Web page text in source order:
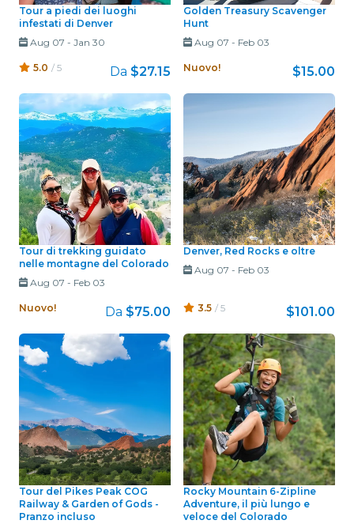
Tour a piedi dei luoghi
infestati di Denver
Aug 07 - Jan 30
5.0 / 5 Da $27.15
Golden Treasury Scavenger
Hunt
Aug 07 - Feb 03
Nuovo! $15.00
Tour di trekking guidato
nelle montagne del Colorado
Aug 07 - Feb 03
Nuovo! Da $75.00
Denver, Red Rocks e oltre
Aug 07 - Feb 03
3.5 / 5 $101.00
Tour del Pikes Peak COG
Railway & Garden of Gods -
Pranzo incluso
Rocky Mountain 6-Zipline
Adventure, il più lungo e
veloce del Colorado